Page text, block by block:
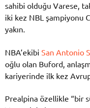
sahibi olduğu Varese,
iki kez NBL şampiyonu
yakın.
NBA’ekibi San Antonio
oğlu olan Buford,
kariyerinde ilk kez
Prealpina özellikle “bir